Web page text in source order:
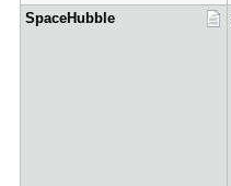
SpaceHubbl​e